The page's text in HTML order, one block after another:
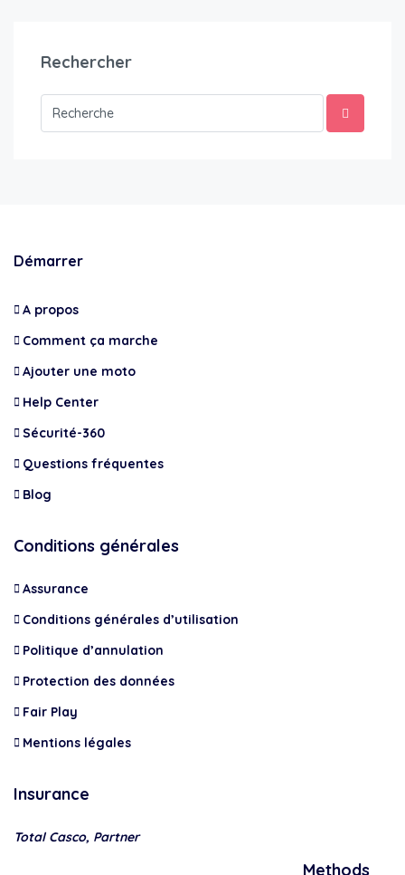
Rechercher
Démarrer
A propos
Comment ça marche
Ajouter une moto
Help Center
Sécurité-360
Questions fréquentes
Blog
Conditions générales
Assurance
Conditions générales d’utilisation
Politique d’annulation
Protection des données
Fair Play
Mentions légales
Insurance
Total Casco, Partner
Methods